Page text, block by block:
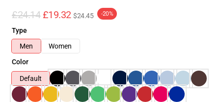
£24.14 £19.32 $24.45 -20%
Type
Men
Women
Color
Default